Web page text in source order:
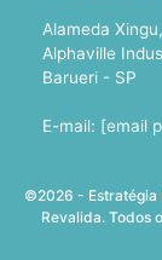
Alameda
Alphaville
Barueri - SP
E-mail: [email
©2026 - Estratégia
Revalida. Todos